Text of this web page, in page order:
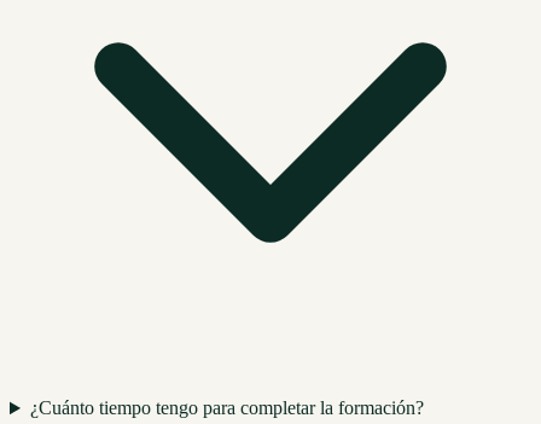
¿Cuánto tiempo tengo para completar la formación?